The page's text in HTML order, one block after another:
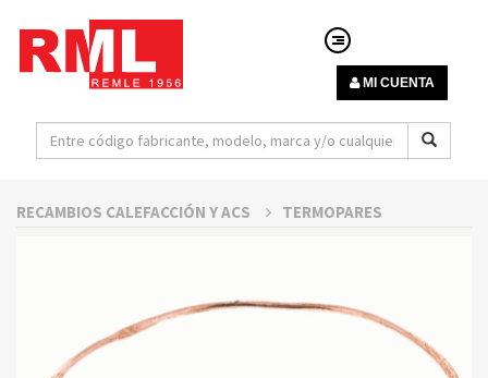
MI CUENTA
RECAMBIOS CALEFACCIÓN Y ACS TERMOPARES